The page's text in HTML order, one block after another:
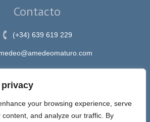
privacy
your browsing experience, serve
content, and analyze our traffic. By
Contacto
(+34) 639 619 229
Núnez, 12, Alicante 03002, España